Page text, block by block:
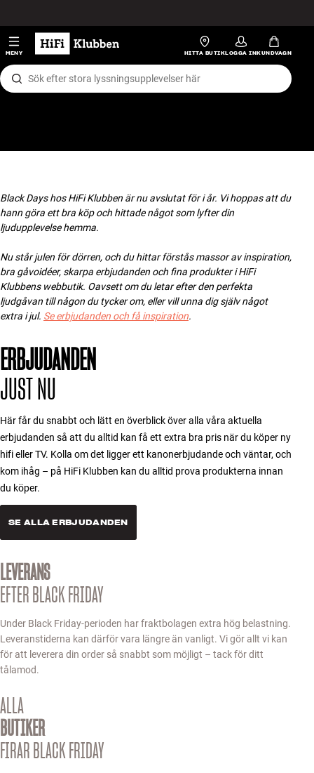
MENY HITTA BUTIKLOGGA INKUNDVAGN
HiFi
Högtalare
Hörlurar
TV
System
Kablar
INSPIRATION
MÄRKEN
NYHETER
ERBJUDANDEN
Hitta Butik
Kundtjänst
Bygg med ljud
Företag
Black Days hos HiFi Klubben är nu avslutat för i år. Vi hoppas att du
hann göra ett bra köp och hittade något som lyfter din
ljudupplevelse hemma.
Nu står julen för dörren, och du hittar förstås massor av inspiration,
bra gåvoidéer, skarpa erbjudanden och fina produkter i HiFi
Klubbens webbutik. Oavsett om du letar efter den perfekta
ljudgåvan till någon du tycker om, eller vill unna dig själv något
extra i jul. Se erbjudanden och få inspiration.
ERBJUDANDEN
JUST NU
Här får du snabbt och lätt en överblick över alla våra aktuella
erbjudanden så att du alltid kan få ett extra bra pris när du köper ny
hifi eller TV. Kolla om det ligger ett kanonerbjudande och väntar, och
kom ihåg – på HiFi Klubben kan du alltid prova produkterna innan
du köper.
SE ALLA ERBJUDANDEN
LEVERANS
EFTER BLACK FRIDAY
Under Black Friday-perioden har fraktbolagen extra hög belastning.
Leveranstiderna kan därför vara längre än vanligt. Vi gör allt vi kan
för att leverera din order så snabbt som möjligt – tack för ditt
tålamod.
ALLA
BUTIKER
FIRAR BLACK FRIDAY